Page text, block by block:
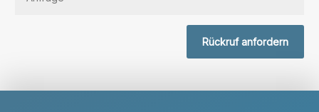
Rückruf anfordern